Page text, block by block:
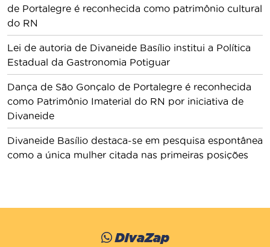
de Portalegre é reconhecida como patrimônio cultural
do RN
Lei de autoria de Divaneide Basílio institui a Política
Estadual da Gastronomia Potiguar
Dança de São Gonçalo de Portalegre é reconhecida
como Patrimônio Imaterial do RN por iniciativa de
Divaneide
Divaneide Basílio destaca-se em pesquisa espontânea
como a única mulher citada nas primeiras posições
DivaZap